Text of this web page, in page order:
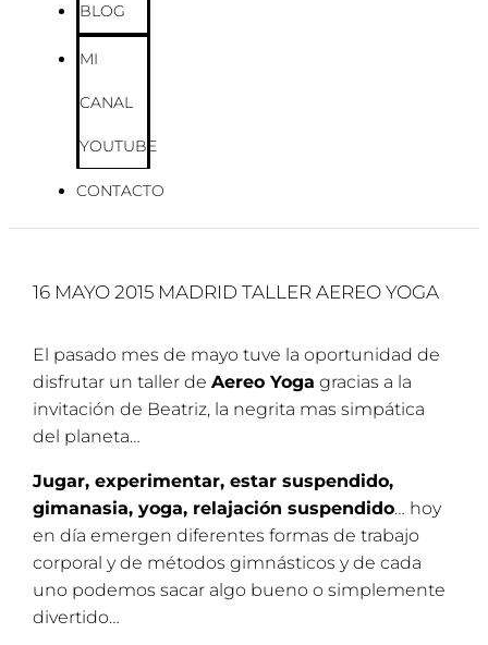
BLOG
MI
CANAL
YOUTUBE
CONTACTO
16 MAYO 2015 MADRID TALLER AEREO YOGA
El pasado mes de mayo tuve la oportunidad de
disfrutar un taller de Aereo Yoga gracias a la
invitación de Beatriz, la negrita mas simpática
del planeta…
Jugar, experimentar, estar suspendido,
gimanasia, yoga, relajación suspendido… hoy
en día emergen diferentes formas de trabajo
corporal y de métodos gimnásticos y de cada
uno podemos sacar algo bueno o simplemente
divertido…